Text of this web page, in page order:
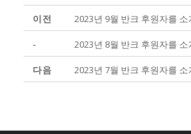
이전 2023년 9월 반크 후원자를 소
- 2023년 8월 반크 후원자를 소
다음 2023년 7월 반크 후원자를 소